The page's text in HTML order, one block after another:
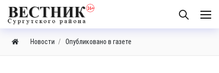
Новости Опубликовано в газете